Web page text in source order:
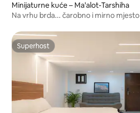
Minijaturne kuće – Ma'alot-Tarshiha
Na vrhu brda... čarobno i mirno mjesto
Superhost
Superhost